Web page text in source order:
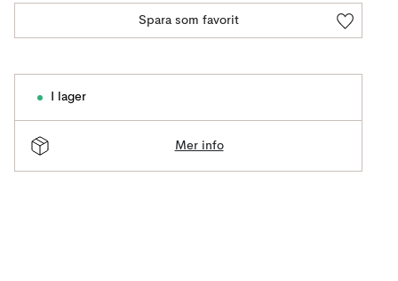
Spara som favorit
I lager
Mer info